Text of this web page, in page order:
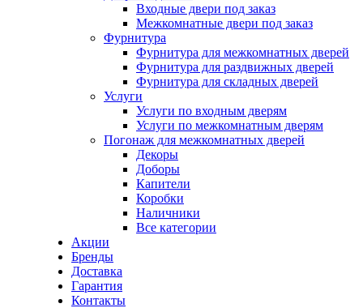
Входные двери под заказ
Межкомнатные двери под заказ
Фурнитура
Фурнитура для межкомнатных дверей
Фурнитура для раздвижных дверей
Фурнитура для складных дверей
Услуги
Услуги по входным дверям
Услуги по межкомнатным дверям
Погонаж для межкомнатных дверей
Декоры
Доборы
Капители
Коробки
Наличники
Все категории
Акции
Бренды
Доставка
Гарантия
Контакты